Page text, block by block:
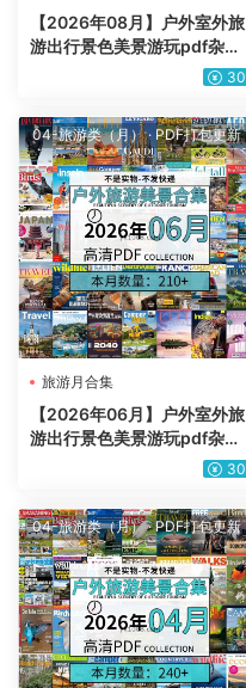
【2026年08月】户外室外旅
游出行景色美景游玩pdf杂志
2026年08月打包合集（210
30
04-旅游类（月）· PDF打包更新
旅游月合集
【2026年06月】户外室外旅
游出行景色美景游玩pdf杂志
2026年06月打包合集（210
30
04-旅游类（月）·PDF打包更新